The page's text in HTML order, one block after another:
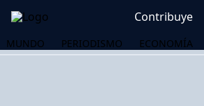
Contribuye
MUNDO PERIODISMO ECONOMÍA